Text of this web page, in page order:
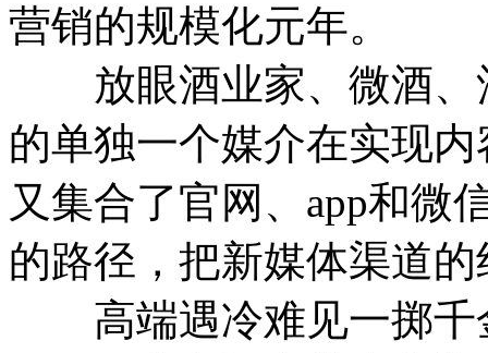
营销的规模化元年。
放眼酒业家、微酒、
的单独一个媒介在实现
又集合了官网、app和微
的路径，把新媒体渠道
高端遇冷难见一掷千